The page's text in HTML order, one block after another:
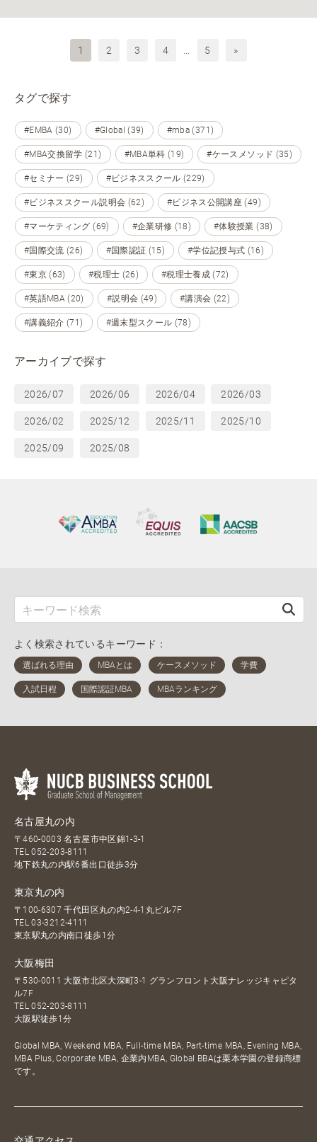
1 2 3 4 5 »
タグで探す
#EMBA (30) #Global (39) #mba (371)
#MBA交換留学 (21) #MBA単科 (19) #ケースメソッド (35)
#セミナー (29) #ビジネススクール (229)
#ビジネススクール説明会 (62) #ビジネス公開講座 (49)
#マーケティング (69) #企業研修 (18) #体験授業 (38)
#国際交流 (26) #国際認証 (15) #学位記授与式 (16)
#東京 (63) #税理士 (26) #税理士養成 (72)
#英語MBA (20) #説明会 (49) #講演会 (22)
#講義紹介 (71) #週末型スクール (78)
アーカイブで探す
2026/07 2026/06 2026/04 2026/03
2026/02 2025/12 2025/11 2025/10
2025/09 2025/08
よく検索されているキーワード：
名古屋丸の内
〒460-0003 名古屋市中区錦1-3-1
TEL052-203-8111
地下鉄丸の内駅6番出口徒歩3分
東京丸の内
〒100-6307 千代田区丸の内2-4-1丸ビル7F
TEL03-3212-4111
東京駅丸の内南口徒歩1分
大阪梅田
〒530-0011 大阪市北区大深町3-1 グランフロント大阪ナレッジキャピタ
ル7F
TEL052-203-8111
大阪駅徒歩1分
Global MBA, Weekend MBA, Full-time MBA, Part-time MBA, Evening MBA,
MBA Plus, Corporate MBA, 企業内MBA, Global BBAは栗本学園の登録商標
です。